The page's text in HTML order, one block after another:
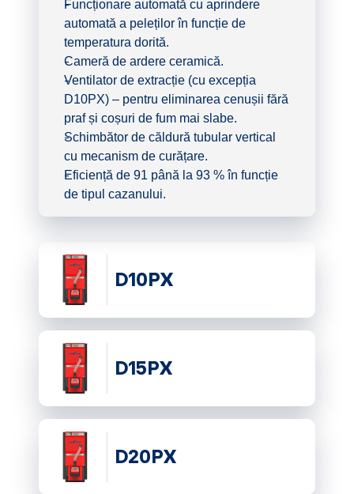
Funcționare automată cu aprindere
automată a peleților în funcție de
temperatura dorită.
Cameră de ardere ceramică.
Ventilator de extracție (cu excepția
D10PX) – pentru eliminarea cenușii fără
praf și coșuri de fum mai slabe.
Schimbător de căldură tubular vertical
cu mecanism de curățare.
Eficiență de 91 până la 93 % în funcție
de tipul cazanului.
D10PX
D15PX
D20PX